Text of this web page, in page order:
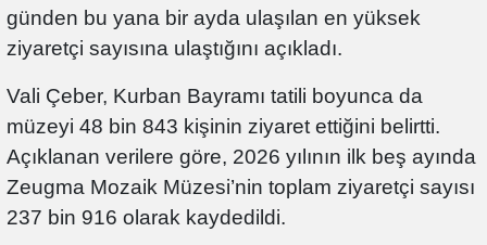
günden bu yana bir ayda ulaşılan en yüksek
ziyaretçi sayısına ulaştığını açıkladı.
Vali Çeber, Kurban Bayramı tatili boyunca da
müzeyi 48 bin 843 kişinin ziyaret ettiğini belirtti.
Açıklanan verilere göre, 2026 yılının ilk beş ayında
Zeugma Mozaik Müzesi’nin toplam ziyaretçi sayısı
237 bin 916 olarak kaydedildi.